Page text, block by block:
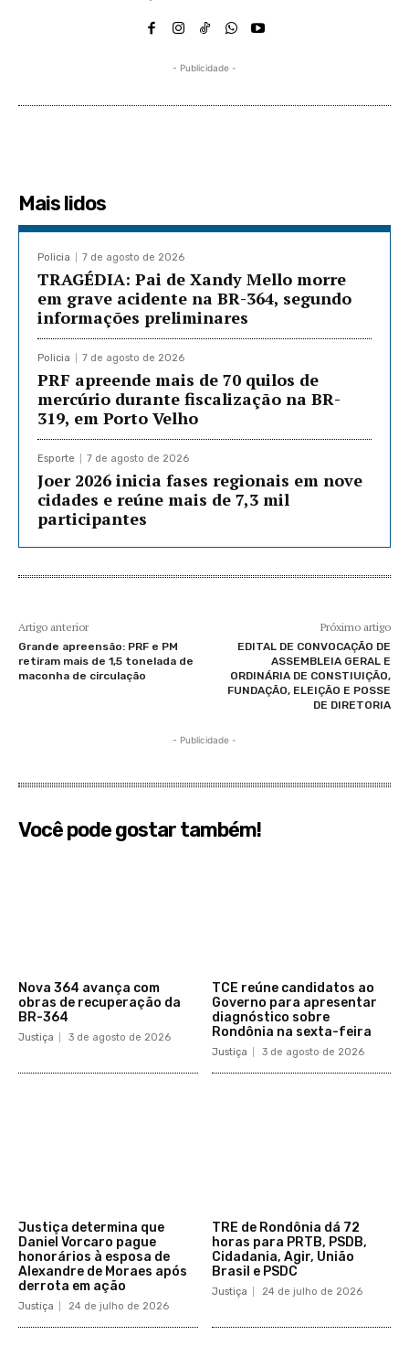
- Publicidade -
Mais lidos
Policia 7 de agosto de 2026
TRAGÉDIA: Pai de Xandy Mello morre
em grave acidente na BR-364, segundo
informações preliminares
Policia 7 de agosto de 2026
PRF apreende mais de 70 quilos de
mercúrio durante fiscalização na BR-
319, em Porto Velho
Esporte 7 de agosto de 2026
Joer 2026 inicia fases regionais em nove
cidades e reúne mais de 7,3 mil
participantes
Artigo anterior
Grande apreensão: PRF e PM
retiram mais de 1,5 tonelada de
maconha de circulação
Próximo artigo
EDITAL DE CONVOCAÇÃO DE
ASSEMBLEIA GERAL E
ORDINÁRIA DE CONSTIUIÇÃO,
FUNDAÇÃO, ELEIÇÃO E POSSE
DE DIRETORIA
- Publicidade -
Você pode gostar também!
​Nova 364 avança com
obras de recuperação da
BR-364​
Justiça 3 de agosto de 2026
TCE reúne candidatos ao
Governo para apresentar
diagnóstico sobre
Rondônia na sexta-feira
Justiça 3 de agosto de 2026
Justiça determina que
Daniel Vorcaro pague
honorários à esposa de
Alexandre de Moraes após
derrota em ação
Justiça 24 de julho de 2026
TRE de Rondônia dá 72
horas para PRTB, PSDB,
Cidadania, Agir, União
Brasil e PSDC
Justiça 24 de julho de 2026